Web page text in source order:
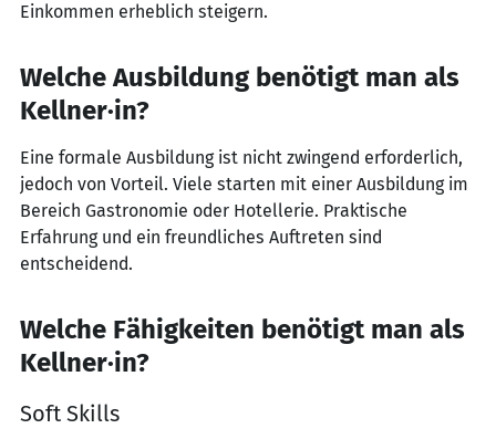
Einkommen erheblich steigern.
Welche Ausbildung benötigt man als
Kellner·in?
Eine formale Ausbildung ist nicht zwingend erforderlich,
jedoch von Vorteil. Viele starten mit einer Ausbildung im
Bereich Gastronomie oder Hotellerie. Praktische
Erfahrung und ein freundliches Auftreten sind
entscheidend.
Welche Fähigkeiten benötigt man als
Kellner·in?
Soft Skills